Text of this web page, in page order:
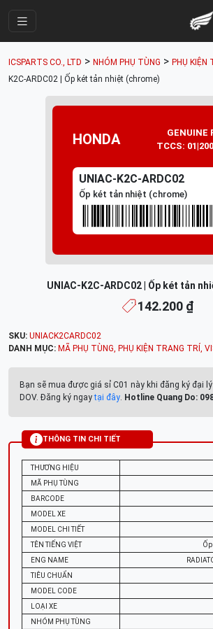
Cửa Hàng
Parts Catalogue
Mã Phụ Tùng
Tài khoản
ICSPARTS CO., LTD > NHÓM PHỤ TÙNG > PHỤ KIỆN
K2C-ARDC02 | Ốp két tản nhiệt (chrome)
HONDA
GENUINE
TCCS:
UNIAC-K2C-ARDC02
Ốp két tản nhiệt (chrome)
UNIAC-K2C-ARDC02 | Ốp két tản
142.200 ₫
SKU: UNIACK2CARDC02
DANH MỤC: MÃ PHỤ TÙNG, PHỤ KIỆN TRANG TRÍ ,
Bạn sẽ mua được giá sỉ C01 này khi đăng ký đại
DOV. Đăng ký ngaytại đây. Hotline Quang Do:
THÔNG TIN CHI TIẾT
THƯƠNG HIỆU
MÃ PHỤ TÙNG
BARCODE
MODEL XE
MODEL CHI TIẾT
TÊN TIẾNG VIỆT
ENG NAME
TIÊU CHUẨN
MODEL CODE
LOẠI XE
NHÓM PHỤ TÙNG